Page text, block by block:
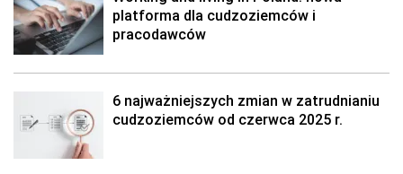
platforma dla cudzoziemców i
pracodawców
6 najważniejszych zmian w zatrudnianiu
cudzoziemców od czerwca 2025 r.